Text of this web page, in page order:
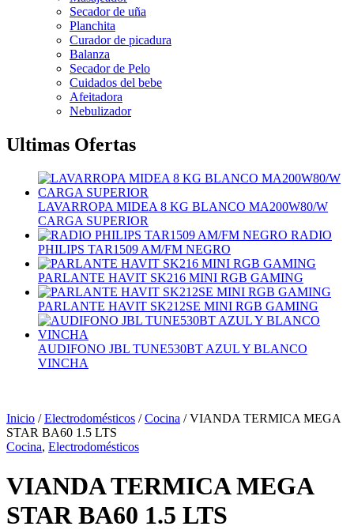
Secador de uña
Planchita
Curador de picadura
Balanza
Secador de Pelo
Cuidados del bebe
Afeitadora
Nebulizador
Ultimas Ofertas
LAVARROPA MIDEA 8 KG BLANCO MA200W80/W
CARGA SUPERIOR
RADIO
PHILIPS TAR1509 AM/FM NEGRO
PARLANTE HAVIT SK216 MINI RGB GAMING
PARLANTE HAVIT SK212SE MINI RGB GAMING
AUDIFONO JBL TUNE530BT AZUL Y BLANCO
VINCHA
Inicio /Electrodomésticos /Cocina / VIANDA TERMICA MEGA
STAR BA60 1.5 LTS
Cocina, Electrodomésticos
VIANDA TERMICA MEGA
STAR BA60 1.5 LTS